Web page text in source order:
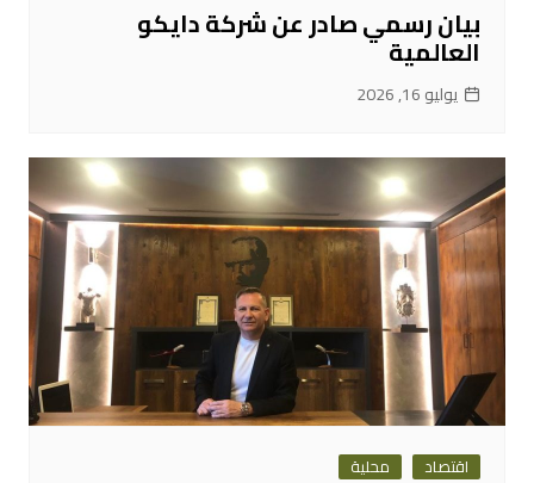
بيان رسمي صادر عن شركة دايكو
العالمية
يوليو 16, 2026
اقتصاد محلية